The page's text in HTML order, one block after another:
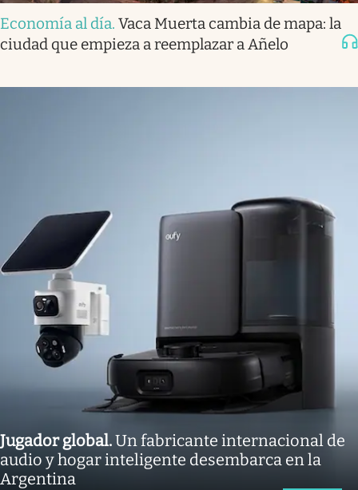
Economía al día. Vaca Muerta cambia de mapa: la
ciudad que empieza a reemplazar a Añelo
Jugador global.Un fabricante internacional de
audio y hogar inteligente desembarca en la
Argentina